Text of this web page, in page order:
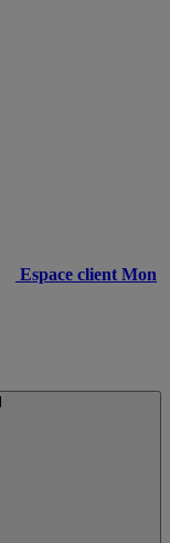
Espace client Mon